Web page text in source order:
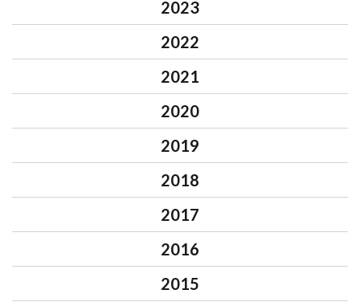
2023
2022
2021
2020
2019
2018
2017
2016
2015